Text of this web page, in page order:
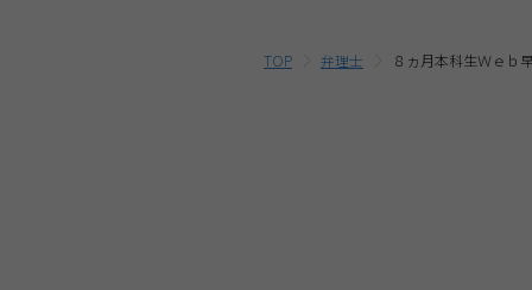
・受講料金は、消費税・教材
TOP 弁理士 ８ヵ月本科生Ｗｅｂ